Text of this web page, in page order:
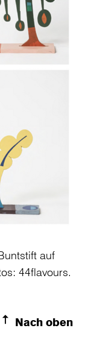
auf
44flavours.
Nach oben